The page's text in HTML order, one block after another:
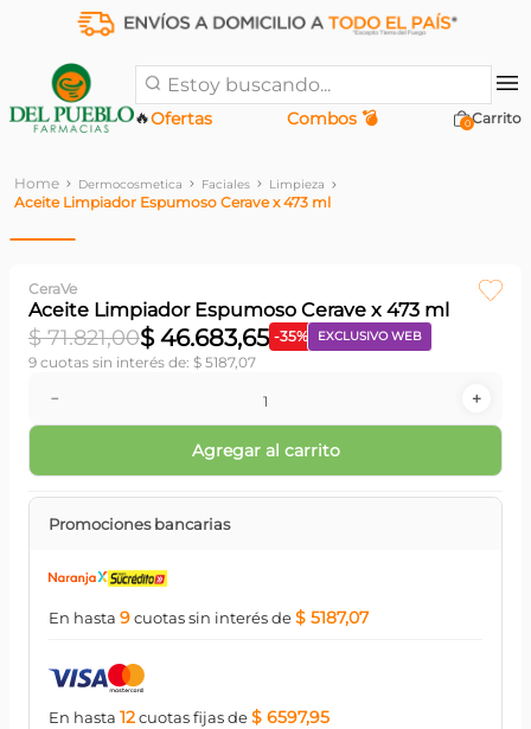
Estoy buscando...
Ofertas
🔥 Combos 💣 0
Dermocosmetica Faciales Limpieza
Aceite Limpiador Espumoso Cerave x 473 ml
CeraVe
Aceite Limpiador Espumoso Cerave x 473 ml
$ 71.821,00$ 46.683,65 -35% EXCLUSIVO WEB
9 cuotas sin interés de: $ 5187,07
＋
－
Agregar al carrito
Promociones bancarias
En hasta 9cuotassin interésde$ 5187,07
En hasta 12cuotasfijasde$ 6597,95